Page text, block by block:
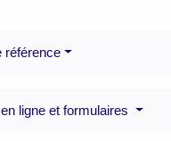
référence
ligne et formulaires